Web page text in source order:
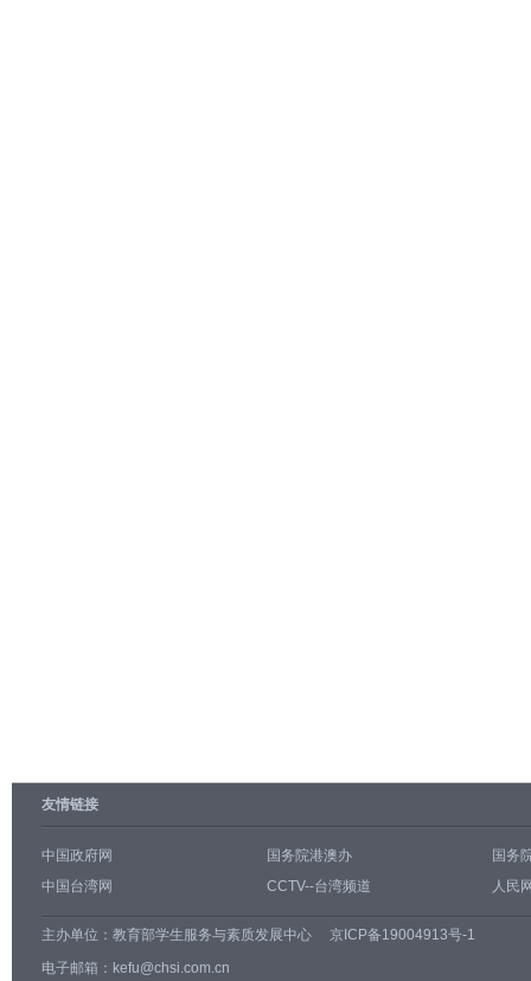
友情链接
中国政府网 国务院港澳办
国务
中国台湾网
CCTV--台湾频道 人民
主办单位： 教育部学生服务与素质发展中心
京ICP备19004913号-1
电子邮箱：kefu@chsi.com.cn